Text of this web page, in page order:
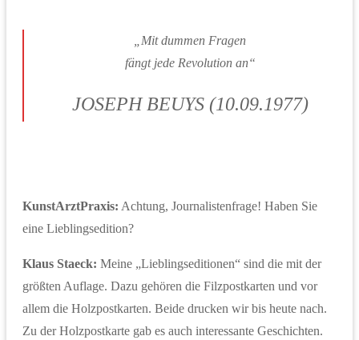
„Mit dummen Fragen
fängt jede Revolution an“
JOSEPH BEUYS (10.09.1977)
KunstArztPraxis: Achtung, Journalistenfrage! Haben Sie
eine Lieblingsedition?
Klaus Staeck: Meine „Lieblingseditionen“ sind die mit der
größten Auflage. Dazu gehören die Filzpostkarten und vor
allem die Holzpostkarten. Beide drucken wir bis heute nach.
Zu der Holzpostkarte gab es auch interessante Geschichten.